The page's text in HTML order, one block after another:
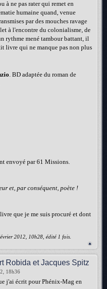
à ne pas rater qui remet en
humaine quand, venue
par des mouches ravage
à l'encontre du colonialisme, de
rythme mené tambour battant, il
livre qui ne manque pas non plus
. BD adaptée du roman de
envoyé par 61 Missions.
et, par conséquent, poète !
que je me suis procuré et dont
2012, 10h28, édité 1 fois.
Robida et Jacques Spitz
18h36
j'ai écrit pour Phénix-Mag en